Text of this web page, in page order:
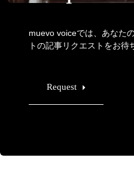
muevo voiceでは、あなた
トの記事リクエストをお待
Request